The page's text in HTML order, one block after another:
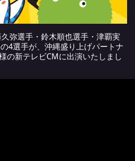
弥選手・鈴木順也選手・津覇実
4選手が、沖縄盛り上げパートナ
の新テレビCMに出演いたしまし